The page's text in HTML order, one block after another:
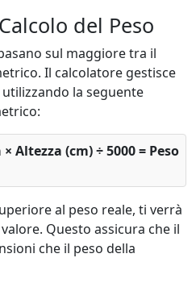
del Peso
sul maggiore tra il
Il calcolatore gestisce
la seguente
Altezza (cm) ÷ 5000 = Peso
al peso reale, ti verrà
Questo assicura che il
che il peso della